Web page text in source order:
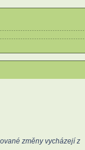
změny vycházejí z